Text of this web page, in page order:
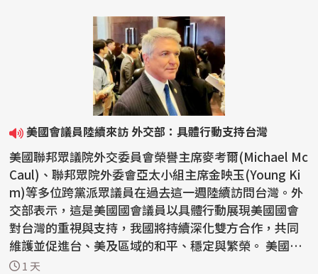
美國會議員陸續來訪 外交部：具體行動支持台灣
美國聯邦眾議院外交委員會榮譽主席麥考爾(Michael Mc
Caul)、聯邦眾院外委會亞太小組主席金映玉(Young Ki
m)等多位跨黨派眾議員在過去這一週陸續訪問台灣。外
交部表示，這是美國國會議員以具體行動展現美國國會
對台灣的重視與支持，我國將持續深化雙方合作，共同
維護並促進台、美及區域的和平、穩定與繁榮。 美國聯
邦眾...
1 天